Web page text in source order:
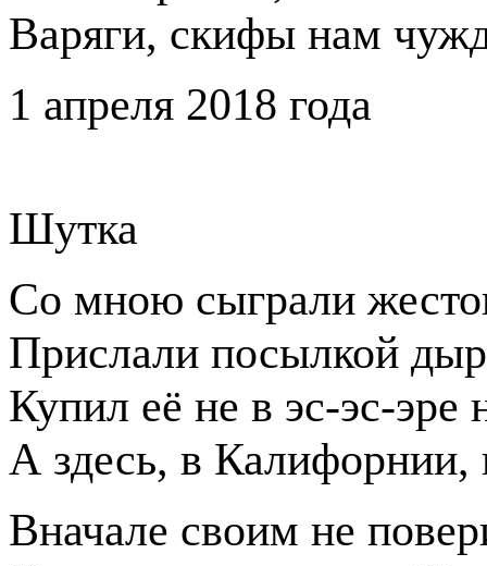
Варяги, скифы нам
1 апреля 2018 года
Шутка
Со мною сыграли
Прислали посылкой
Купил её не в эс-эс-эре
А здесь, в Калифорнии,
Вначале своим не